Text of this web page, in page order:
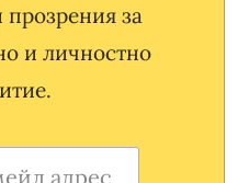
за
и личностно